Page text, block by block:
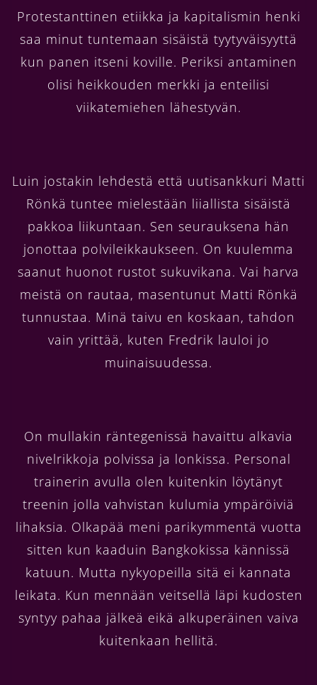
Protestanttinen etiikka ja kapitalismin henki
saa minut tuntemaan sisäistä tyytyväisyyttä
kun panen itseni koville. Periksi antaminen
olisi heikkouden merkki ja enteilisi
viikatemiehen lähestyvän.
Luin jostakin lehdestä että uutisankkuri Matti
Rönkä tuntee mielestään liiallista sisäistä
pakkoa liikuntaan. Sen seurauksena hän
jonottaa polvileikkaukseen. On kuulemma
saanut huonot rustot sukuvikana. Vai harva
meistä on rautaa, masentunut Matti Rönkä
tunnustaa. Minä taivu en koskaan, tahdon
vain yrittää, kuten Fredrik lauloi jo
muinaisuudessa.
On mullakin räntegenissä havaittu alkavia
nivelrikkoja polvissa ja lonkissa. Personal
trainerin avulla olen kuitenkin löytänyt
treenin jolla vahvistan kulumia ympäröiviä
lihaksia. Olkapää meni parikymmentä vuotta
sitten kun kaaduin Bangkokissa kännissä
katuun. Mutta nykyopeilla sitä ei kannata
leikata. Kun mennään veitsellä läpi kudosten
syntyy pahaa jälkeä eikä alkuperäinen vaiva
kuitenkaan hellitä.